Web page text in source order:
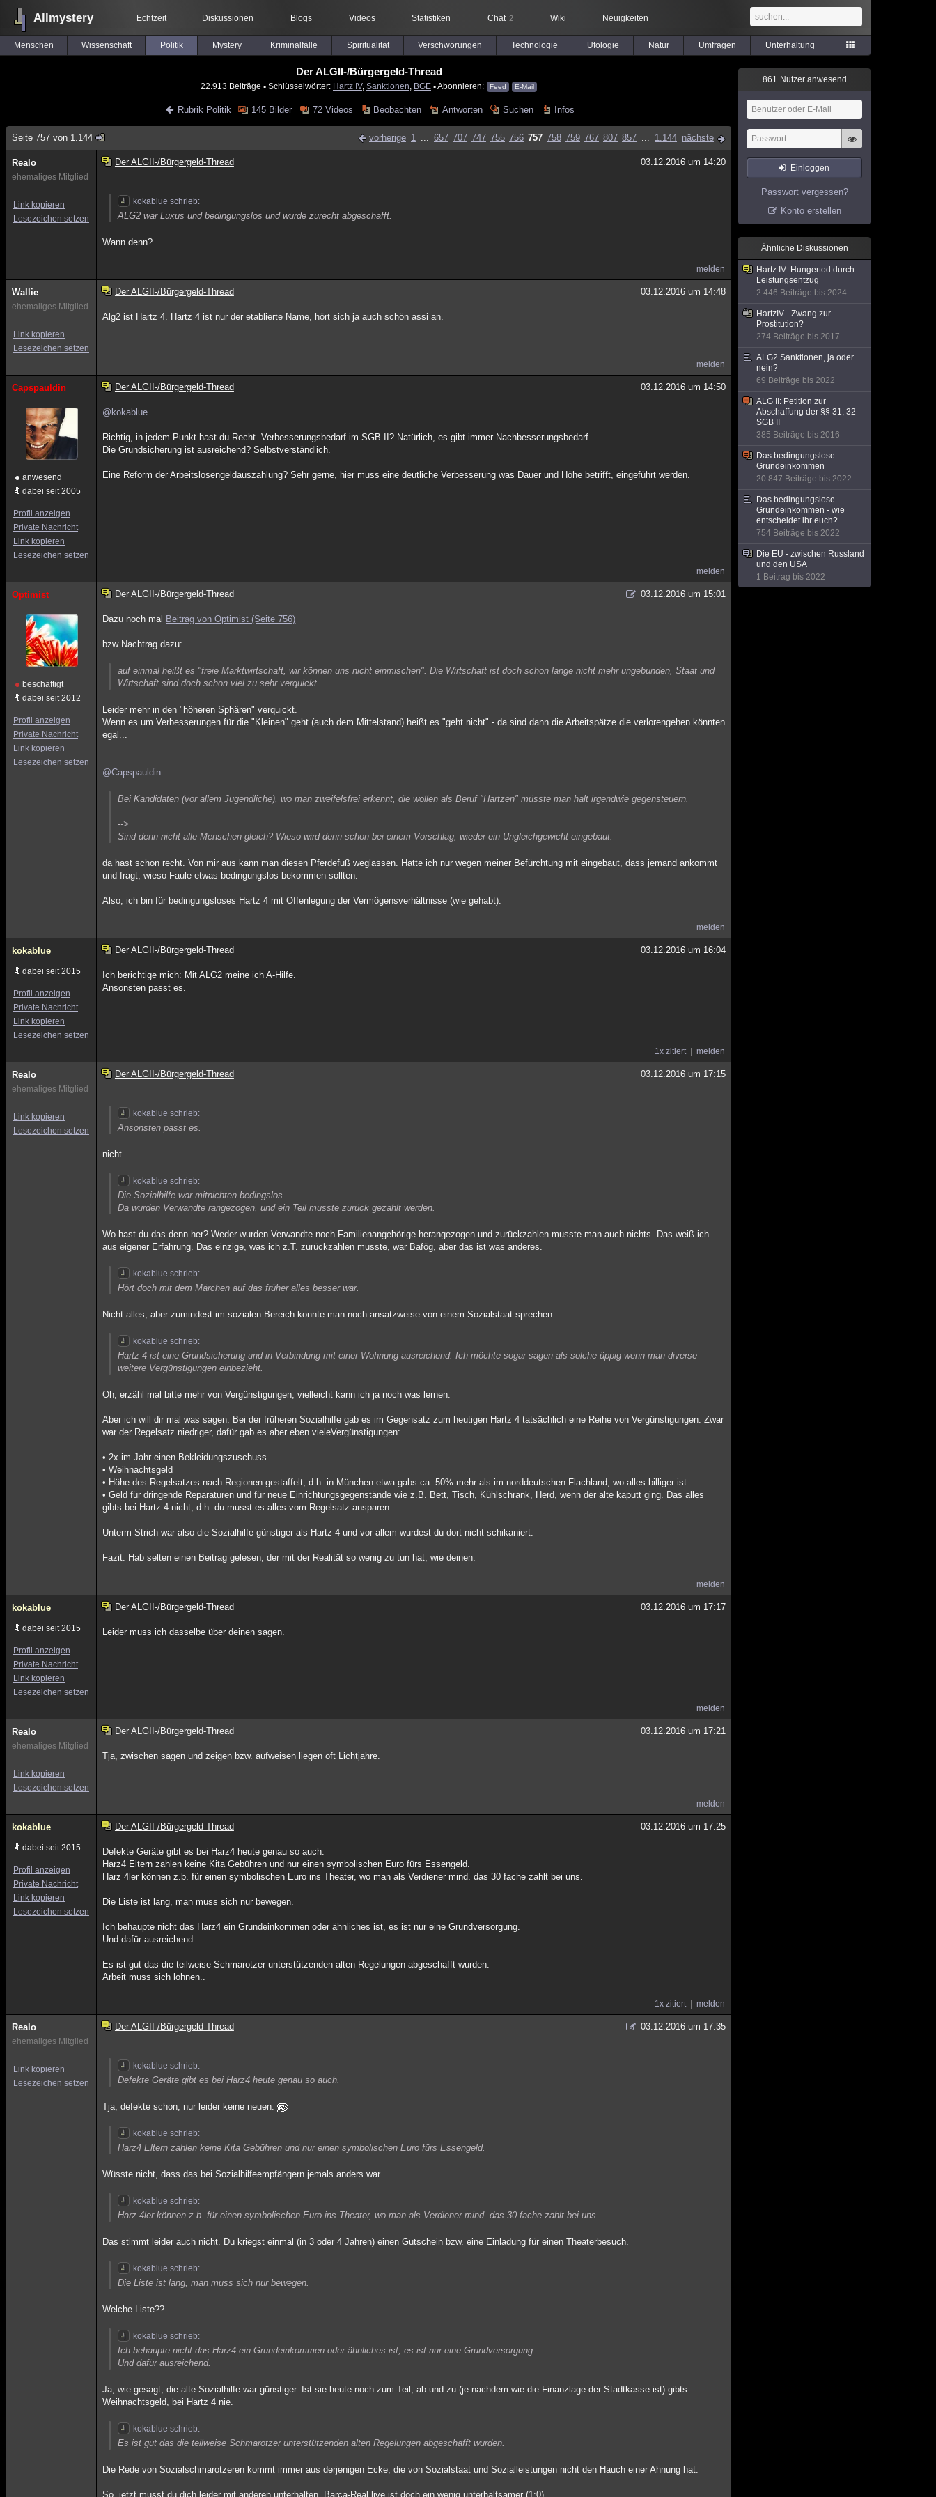
Allmystery Echtzeit Diskussionen Blogs Videos Statistiken Chat 2 Wiki Neuigkeiten
Menschen Wissenschaft Politik Mystery Kriminalfälle Spiritualität Verschwörungen Technologie Ufologie Natur Umfragen Unterhaltung
Der ALGII-/Bürgergeld-Thread
22.913 Beiträge ▪ Schlüsselwörter: Hartz IV, Sanktionen BGE ▪ Abonnieren: Feed E-Mail
Rubrik Politik 145 Bilder 72 Videos Beobachten Antworten Suchen Infos
Seite 757 von 1.144 vorherige 1 ... 657 707 747 755 756 757 758 759 767 807 857 ... 1.144 nächste
Realo
ehemaliges Mitglied
Link kopieren
Lesezeichen setzen
Der ALGII-/Bürgergeld-Thread 03.12.2016 um 14:20
kokablue schrieb:
ALG2 war Luxus und bedingungslos und wurde zurecht abgeschafft.
Wann denn?
melden
Wallie
ehemaliges Mitglied
Link kopieren
Lesezeichen setzen
Der ALGII-/Bürgergeld-Thread 03.12.2016 um 14:48
Alg2 ist Hartz 4. Hartz 4 ist nur der etablierte Name, hört sich ja auch schön assi an.
melden
Capspauldin
anwesend
dabei seit 2005
Profil anzeigen
Private Nachricht
Link kopieren
Lesezeichen setzen
Der ALGII-/Bürgergeld-Thread 03.12.2016 um 14:50
@kokablue
Richtig, in jedem Punkt hast du Recht. Verbesserungsbedarf im SGB II? Natürlich, es gibt immer Nachbesserungsbedarf.
Die Grundsicherung ist ausreichend? Selbstverständlich.
Eine Reform der Arbeitslosengeldauszahlung? Sehr gerne, hier muss eine deutliche Verbesserung was Dauer und Höhe betrifft, eingeführt werden.
melden
Optimist
beschäftigt
dabei seit 2012
Profil anzeigen
Private Nachricht
Link kopieren
Lesezeichen setzen
Der ALGII-/Bürgergeld-Thread 03.12.2016 um 15:01
Dazu noch mal Beitrag von Optimist (Seite 756)
bzw Nachtrag dazu:
auf einmal heißt es "freie Marktwirtschaft, wir können uns nicht einmischen". Die Wirtschaft ist doch schon lange nicht mehr ungebunden, Staat und
Wirtschaft sind doch schon viel zu sehr verquickt.
Leider mehr in den "höheren Sphären" verquickt.
Wenn es um Verbesserungen für die "Kleinen" geht (auch dem Mittelstand) heißt es "geht nicht" - da sind dann die Arbeitspätze die verlorengehen könnten
egal...
@Capspauldin
Bei Kandidaten (vor allem Jugendliche), wo man zweifelsfrei erkennt, die wollen als Beruf "Hartzen" müsste man halt irgendwie gegensteuern.
-->
Sind denn nicht alle Menschen gleich? Wieso wird denn schon bei einem Vorschlag, wieder ein Ungleichgewicht eingebaut.
da hast schon recht. Von mir aus kann man diesen Pferdefuß weglassen. Hatte ich nur wegen meiner Befürchtung mit eingebaut, dass jemand ankommt
und fragt, wieso Faule etwas bedingungslos bekommen sollten.
Also, ich bin für bedingungsloses Hartz 4 mit Offenlegung der Vermögensverhältnisse (wie gehabt).
melden
kokablue
dabei seit 2015
Profil anzeigen
Private Nachricht
Link kopieren
Lesezeichen setzen
Der ALGII-/Bürgergeld-Thread 03.12.2016 um 16:04
Ich berichtige mich: Mit ALG2 meine ich A-Hilfe.
Ansonsten passt es.
1x zitiert melden
Realo
ehemaliges Mitglied
Link kopieren
Lesezeichen setzen
Der ALGII-/Bürgergeld-Thread 03.12.2016 um 17:15
kokablue schrieb:
Ansonsten passt es.
nicht.
kokablue schrieb:
Die Sozialhilfe war mitnichten bedingslos.
Da wurden Verwandte rangezogen, und ein Teil musste zurück gezahlt werden.
Wo hast du das denn her? Weder wurden Verwandte noch Familienangehörige herangezogen und zurückzahlen musste man auch nichts. Das weiß ich
aus eigener Erfahrung. Das einzige, was ich z.T. zurückzahlen musste, war Bafög, aber das ist was anderes.
kokablue schrieb:
Hört doch mit dem Märchen auf das früher alles besser war.
Nicht alles, aber zumindest im sozialen Bereich konnte man noch ansatzweise von einem Sozialstaat sprechen.
kokablue schrieb:
Hartz 4 ist eine Grundsicherung und in Verbindung mit einer Wohnung ausreichend. Ich möchte sogar sagen als solche üppig wenn man diverse
weitere Vergünstigungen einbezieht.
Oh, erzähl mal bitte mehr von Vergünstigungen, vielleicht kann ich ja noch was lernen.
Aber ich will dir mal was sagen: Bei der früheren Sozialhilfe gab es im Gegensatz zum heutigen Hartz 4 tatsächlich eine Reihe von Vergünstigungen. Zwar
war der Regelsatz niedriger, dafür gab es aber eben vieleVergünstigungen:
• 2x im Jahr einen Bekleidungszuschuss
• Weihnachtsgeld
• Höhe des Regelsatzes nach Regionen gestaffelt, d.h. in München etwa gabs ca. 50% mehr als im norddeutschen Flachland, wo alles billiger ist.
• Geld für dringende Reparaturen und für neue Einrichtungsgegenstände wie z.B. Bett, Tisch, Kühlschrank, Herd, wenn der alte kaputt ging. Das alles
gibts bei Hartz 4 nicht, d.h. du musst es alles vom Regelsatz ansparen.
Unterm Strich war also die Sozialhilfe günstiger als Hartz 4 und vor allem wurdest du dort nicht schikaniert.
Fazit: Hab selten einen Beitrag gelesen, der mit der Realität so wenig zu tun hat, wie deinen.
melden
kokablue
dabei seit 2015
Profil anzeigen
Private Nachricht
Link kopieren
Lesezeichen setzen
Der ALGII-/Bürgergeld-Thread 03.12.2016 um 17:17
Leider muss ich dasselbe über deinen sagen.
melden
Realo
ehemaliges Mitglied
Link kopieren
Lesezeichen setzen
Der ALGII-/Bürgergeld-Thread 03.12.2016 um 17:21
Tja, zwischen sagen und zeigen bzw. aufweisen liegen oft Lichtjahre.
melden
kokablue
dabei seit 2015
Profil anzeigen
Private Nachricht
Link kopieren
Lesezeichen setzen
Der ALGII-/Bürgergeld-Thread 03.12.2016 um 17:25
Defekte Geräte gibt es bei Harz4 heute genau so auch.
Harz4 Eltern zahlen keine Kita Gebühren und nur einen symbolischen Euro fürs Essengeld.
Harz 4ler können z.b. für einen symbolischen Euro ins Theater, wo man als Verdiener mind. das 30 fache zahlt bei uns.
Die Liste ist lang, man muss sich nur bewegen.
Ich behaupte nicht das Harz4 ein Grundeinkommen oder ähnliches ist, es ist nur eine Grundversorgung.
Und dafür ausreichend.
Es ist gut das die teilweise Schmarotzer unterstützenden alten Regelungen abgeschafft wurden.
Arbeit muss sich lohnen..
1x zitiert melden
Realo
ehemaliges Mitglied
Link kopieren
Lesezeichen setzen
Der ALGII-/Bürgergeld-Thread 03.12.2016 um 17:35
kokablue schrieb:
Defekte Geräte gibt es bei Harz4 heute genau so auch.
Tja, defekte schon, nur leider keine neuen.
kokablue schrieb:
Harz4 Eltern zahlen keine Kita Gebühren und nur einen symbolischen Euro fürs Essengeld.
Wüsste nicht, dass das bei Sozialhilfeempfängern jemals anders war.
kokablue schrieb:
Harz 4ler können z.b. für einen symbolischen Euro ins Theater, wo man als Verdiener mind. das 30 fache zahlt bei uns.
Das stimmt leider auch nicht. Du kriegst einmal (in 3 oder 4 Jahren) einen Gutschein bzw. eine Einladung für einen Theaterbesuch.
kokablue schrieb:
Die Liste ist lang, man muss sich nur bewegen.
Welche Liste??
kokablue schrieb:
Ich behaupte nicht das Harz4 ein Grundeinkommen oder ähnliches ist, es ist nur eine Grundversorgung.
Und dafür ausreichend.
Ja, wie gesagt, die alte Sozialhilfe war günstiger. Ist sie heute noch zum Teil; ab und zu (je nachdem wie die Finanzlage der Stadtkasse ist) gibts
Weihnachtsgeld, bei Hartz 4 nie.
kokablue schrieb:
Es ist gut das die teilweise Schmarotzer unterstützenden alten Regelungen abgeschafft wurden.
Die Rede von Sozialschmarotzeren kommt immer aus derjenigen Ecke, die von Sozialstaat und Sozialleistungen nicht den Hauch einer Ahnung hat.
So, jetzt musst du dich leider mit anderen unterhalten. Barca-Real live ist doch ein wenig unterhaltsamer (1:0).
861 Nutzer anwesend
Einloggen
Passwort vergessen?
Konto erstellen
Ähnliche Diskussionen
Hartz IV: Hungertod durch
Leistungsentzug
2.446 Beiträge bis 2024
HartzIV - Zwang zur
Prostitution?
274 Beiträge bis 2017
ALG2 Sanktionen, ja oder
nein?
69 Beiträge bis 2022
ALG II: Petition zur
Abschaffung der §§ 31, 32
SGB II
385 Beiträge bis 2016
Das bedingungslose
Grundeinkommen
20.847 Beiträge bis 2022
Das bedingungslose
Grundeinkommen - wie
entscheidet ihr euch?
754 Beiträge bis 2022
Die EU - zwischen Russland
und den USA
1 Beitrag bis 2022